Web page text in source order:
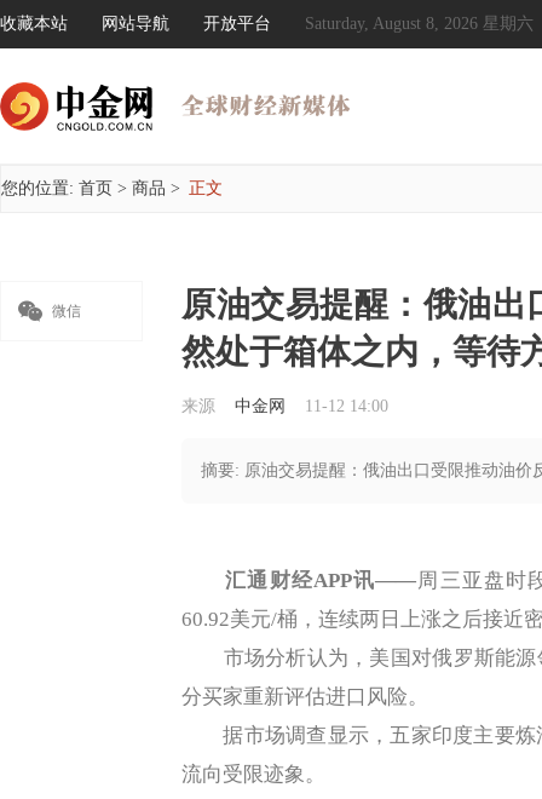
收藏本站 网站导航 开放平台 Saturday, August 8, 2026 星期六
您的位置: 首页 > 商品 > 正文
 微信
原油交易提醒：俄油
然处于箱体之内，等待
来源 中金网 11-12 14:00
摘要: 原油交易提醒：俄油出口受限推动油
汇通财经APP讯——周三亚盘时
60.92美元/桶，连续两日上涨之后接近
市场分析认为，美国对俄罗斯能源
分买家重新评估进口风险。
据市场调查显示，五家印度主要炼
流向受限迹象。